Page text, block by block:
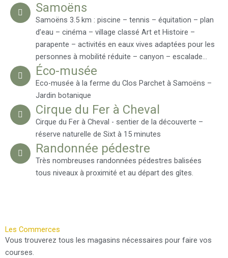
Samoëns
Samoëns 3.5 km : piscine – tennis – équitation – plan
d’eau – cinéma – village classé Art et Histoire –
parapente – activités en eaux vives adaptées pour les
personnes à mobilité réduite – canyon – escalade…
Éco-musée
Eco-musée à la ferme du Clos Parchet à Samoëns –
Jardin botanique
Cirque du Fer à Cheval
Cirque du Fer à Cheval - sentier de la découverte –
réserve naturelle de Sixt à 15 minutes
Randonnée pédestre
Très nombreuses randonnées pédestres balisées
tous niveaux à proximité et au départ des gîtes.
Les Commerces
Vous trouverez tous les magasins nécessaires pour faire vos
courses.